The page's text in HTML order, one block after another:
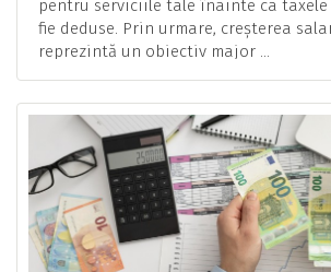
pentru serviciile tale înainte ca
fie deduse. Prin urmare, creșterea
reprezintă un obiectiv major ...